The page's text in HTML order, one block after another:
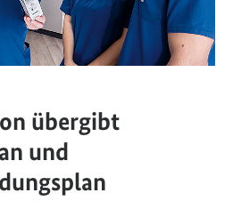
übergibt
und